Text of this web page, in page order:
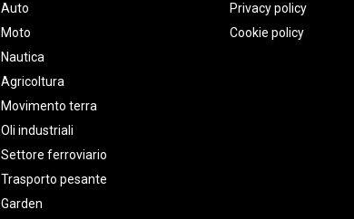
Auto
Moto
Nautica
Agricoltura
Movimento terra
Oli industriali
Settore ferroviario
Trasporto pesante
Garden
Privacy policy
Cookie policy